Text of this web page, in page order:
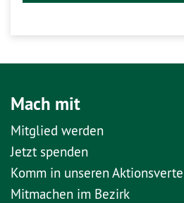
Mach mit
Mitglied werden
Jetzt spenden
Komm in unseren
Mitmachen im Bezirk